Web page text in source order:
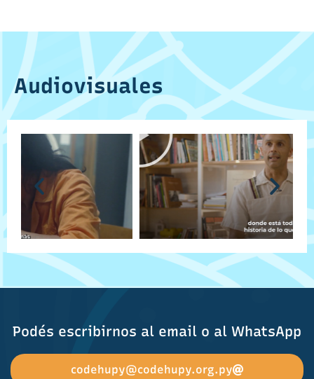
Audiovisuales
Podés escribirnos al email o al WhatsApp
codehupy@codehupy.org.py